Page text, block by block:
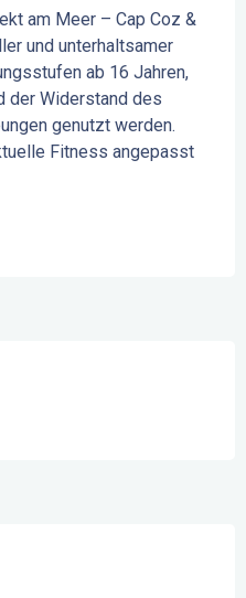
am Meer – Cap Coz &
und unterhaltsamer
ab 16 Jahren,
der Widerstand des
genutzt werden.
Fitness angepasst